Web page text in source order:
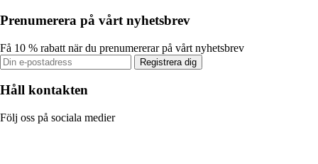
Prenumerera på vårt nyhetsbrev
Få 10 % rabatt när du prenumererar på vårt nyhetsbrev
Registrera dig
Håll kontakten
Följ oss på sociala medier